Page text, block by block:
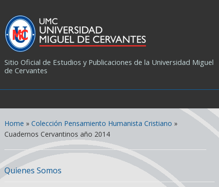
Sitio Oficial de Estudios y Publicaciones de la Universidad Miguel
de Cervantes
Home » Colección Pensamiento Humanista Cristiano »
Cuadernos Cervantinos año 2014
Quienes Somos